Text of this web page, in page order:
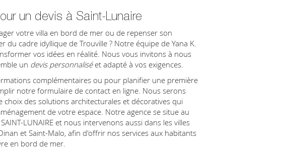
un devis à Saint-Lunaire
votre villa en bord de mer ou de repenser son
cadre idyllique de Trouville ? Notre équipe de Yana K.
vos idées en réalité. Nous vous invitons à nous
un devis personnaliséet adapté à vos exigences.
complémentaires ou pour planifier une première
notre formulaire de contact en ligne. Nous serons
choix des solutions architecturales et décoratives qui
de votre espace. Notre agence se situe au
LUNAIRE et nous intervenons aussi dans les villes
et Saint-Malo, afin d'offrir nos services aux habitants
en bord de mer.